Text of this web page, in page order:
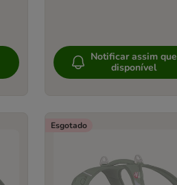
Notificar assim que
disponível
Esgotado